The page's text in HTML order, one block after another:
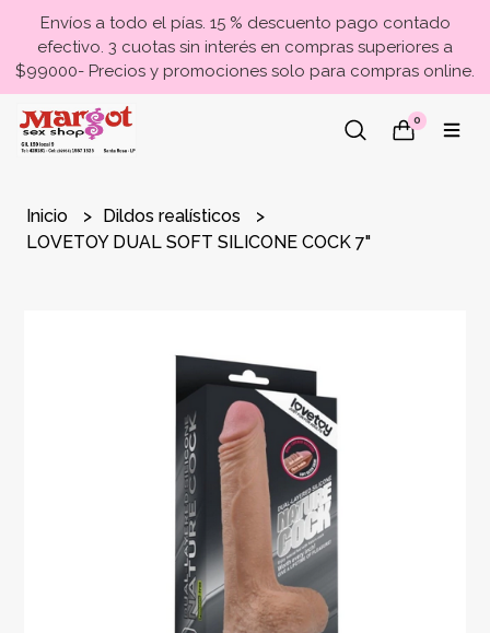
Envíos a todo el pías. 15 % descuento pago contado
efectivo. 3 cuotas sin interés en compras superiores a
$99000- Precios y promociones solo para compras online.
0
Inicio
Dildos realísticos
LOVETOY DUAL SOFT SILICONE COCK 7"